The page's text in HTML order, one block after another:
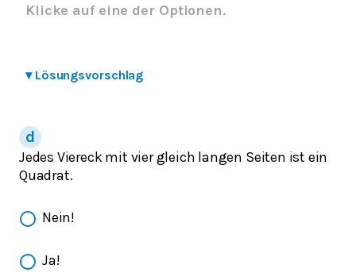
Klicke auf eine der Optionen.
▾ Lösungsvorschlag
Jedes Viereck mit vier gleich langen Seiten ist ein
Quadrat.
Nein!
Ja!